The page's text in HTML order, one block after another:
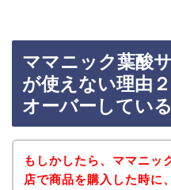
ママニック葉酸
が使えない理由
オーバーしている
もしかしたら、ママニッ
店で商品を購入した時に